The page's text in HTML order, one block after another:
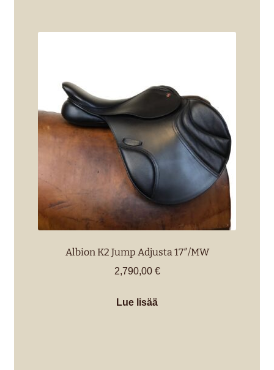
Albion K2 Jump Adjusta 17″/MW
2,790,00 €
Lue lisää